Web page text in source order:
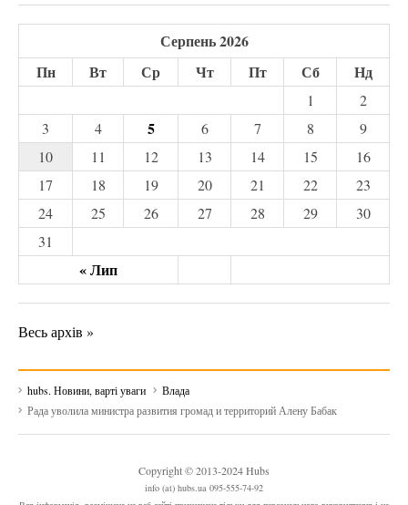
Серпень 2026
Пн
Вт Ср Чт Пт Сб Нд
« Лип
1
2
3
4 5 6 7 8
9
10
11 12 13 14 15
16
17
18 19 20 21 22
23
24
25 26 27 28 29
30
31
Весь архів »
hubs. Новини, варті уваги
Влада
Рада уволила министра развития громад и территорий Алену Бабак
Copyright © 2013-2024 Hubs
info (at) hubs.ua 095-555-74-92